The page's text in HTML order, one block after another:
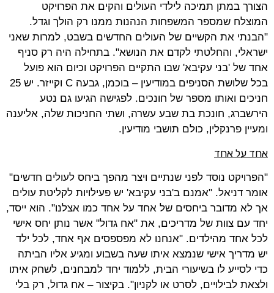
הצורך במתן תמיכה לילדי העולים והקים את הפרויקט
המוצלח שמספר המשפחות הנהנות ממנו רק הולך וגדל.
"הבנתי את הקשיים של העולים החדשים בשבט, למרות שאני
ישראלי, והחלטתי לקדם את הנושא". בתחילה היה רק סניף
אחד של 'בני עקיבא' שבו התקיים הפרויקט וכיום הוא פועל
בכל שלושת הסניפים במודיעין – בוכמן, גבעה C
וקייזר. יש 25
חניכים ואותו מספר של חונכים. לפגישה הגיעו גם נטע
הירשברג, חונכת בת שבע עשרה, ושתי החניכות שלה, אליענה
ומעיין פרנקלין, כולם תושבי מודיעין.
אחד על אחד
"הפרויקט נוסד לפני שנתיים ויצר מהפך ביחס לעולים חדשים"
אומר דניאל. "אמנם ב'בני עקיבא' יש פעילויות לקליטת עולים
אך לא מדובר ביחסים של אחד על אחד כמו אצלנו". הוא ייסד,
יחד עם צוות של מדריכים, את "אח גדול" אשר נותן יחס אישי
לכל אחד מהילדים. "אנחנו לא מפספסים אף אחד, לכל ילד
יש מדריך אישי שנמצא איתו שעה בשבוע ומגיע אליו הביתה
כדי לסייע לו בשיעורי הבית, ללמוד יחד למבחנים, לשחק איתו
ולצאת לבילויים, לסרט או לקניון". בקיצור – אח גדול, רק בלי